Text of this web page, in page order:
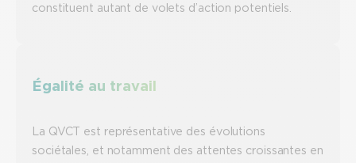
constituent autant de volets d’action potentiels.
Égalité au travail
La QVCT est représentative des évolutions
sociétales, et notamment des attentes croissantes en